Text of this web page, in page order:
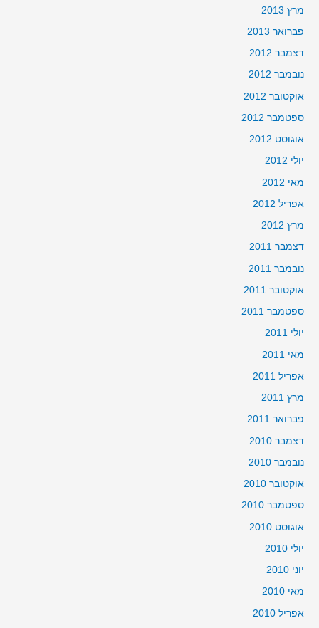
מרץ 2013
פברואר 2013
דצמבר 2012
נובמבר 2012
אוקטובר 2012
ספטמבר 2012
אוגוסט 2012
יולי 2012
מאי 2012
אפריל 2012
מרץ 2012
דצמבר 2011
נובמבר 2011
אוקטובר 2011
ספטמבר 2011
יולי 2011
מאי 2011
אפריל 2011
מרץ 2011
פברואר 2011
דצמבר 2010
נובמבר 2010
אוקטובר 2010
ספטמבר 2010
אוגוסט 2010
יולי 2010
יוני 2010
מאי 2010
אפריל 2010